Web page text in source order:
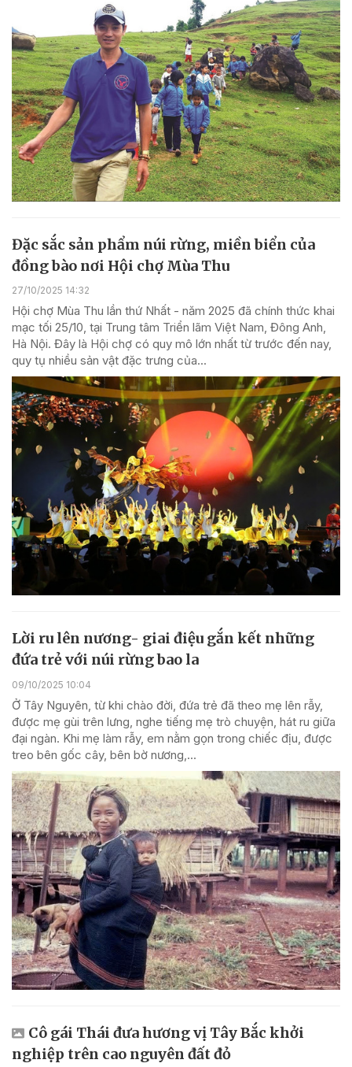
Đặc sắc sản phẩm núi rừng, miền biển của
đồng bào nơi Hội chợ Mùa Thu
27/10/2025 14:32
Hội chợ Mùa Thu lần thứ Nhất - năm 2025 đã chính thức khai
mạc tối 25/10, tại Trung tâm Triển lãm Việt Nam, Đông Anh,
Hà Nội. Đây là Hội chợ có quy mô lớn nhất từ trước đến nay,
quy tụ nhiều sản vật đặc trưng của...
Lời ru lên nương- giai điệu gắn kết những
đứa trẻ với núi rừng bao la
09/10/2025 10:04
Ở Tây Nguyên, từ khi chào đời, đứa trẻ đã theo mẹ lên rẫy,
được mẹ gùi trên lưng, nghe tiếng mẹ trò chuyện, hát ru giữa
đại ngàn. Khi mẹ làm rẫy, em nằm gọn trong chiếc địu, được
treo bên gốc cây, bên bờ nương,...
Cô gái Thái đưa hương vị Tây Bắc khởi
nghiệp trên cao nguyên đất đỏ